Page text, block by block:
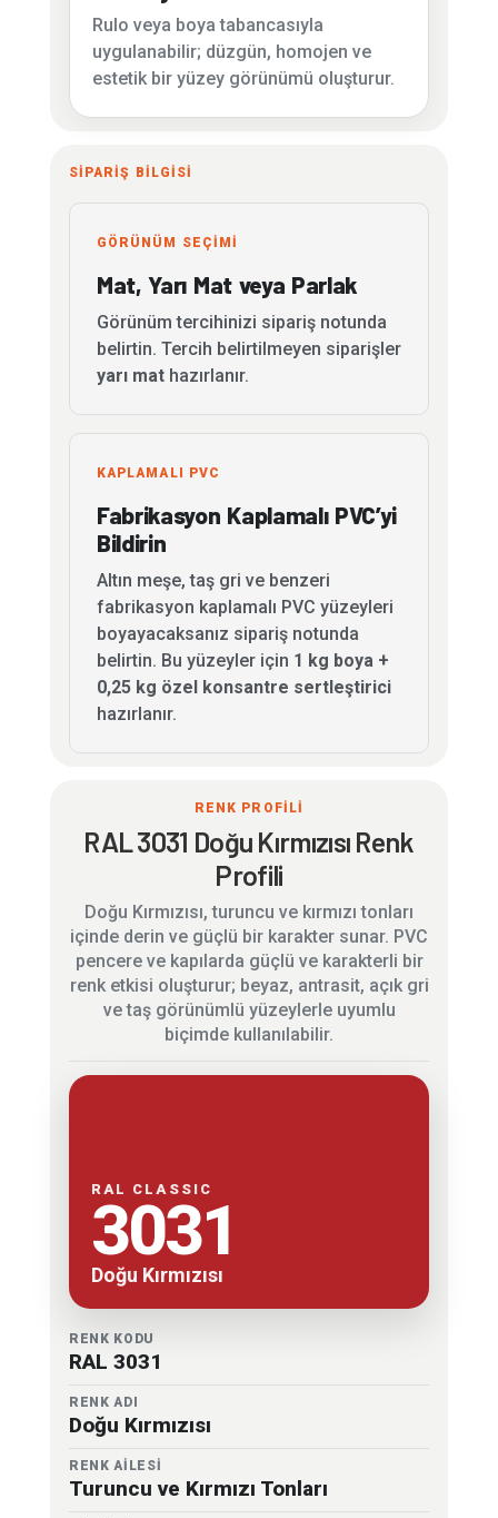
Rulo veya boya tabancasıyla
uygulanabilir; düzgün, homojen ve
estetik bir yüzey görünümü oluşturur.
SİPARİŞ BİLGİSİ
GÖRÜNÜM SEÇİMİ
Mat, Yarı Mat veya Parlak
Görünüm tercihinizi sipariş notunda
belirtin. Tercih belirtilmeyen siparişler
yarı mat hazırlanır.
KAPLAMALI PVC
Fabrikasyon Kaplamalı PVC’yi
Bildirin
Altın meşe, taş gri ve benzeri
fabrikasyon kaplamalı PVC yüzeyleri
boyayacaksanız sipariş notunda
belirtin. Bu yüzeyler için 1 kg boya +
0,25 kg özel konsantre sertleştirici
hazırlanır.
RENK PROFİLİ
RAL 3031 Doğu Kırmızısı Renk
Profili
Doğu Kırmızısı, turuncu ve kırmızı tonları
içinde derin ve güçlü bir karakter sunar. PVC
pencere ve kapılarda güçlü ve karakterli bir
renk etkisi oluşturur; beyaz, antrasit, açık gri
ve taş görünümlü yüzeylerle uyumlu
biçimde kullanılabilir.
RAL CLASSIC
3031
Doğu Kırmızısı
RENK KODU
RAL 3031
RENK ADI
Doğu Kırmızısı
RENK AİLESİ
Turuncu ve Kırmızı Tonları